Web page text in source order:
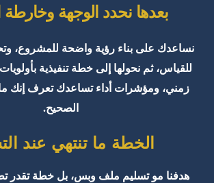
بعدها نحدد الوجهة
نساعدك على بناء رؤية واضحة للمشروع،
للقياس، ثم نحولها إلى خطة تنفيذية
زمني، ومؤشرات أداء تساعدك تعرف إنك
الصحيح.
الخطة ما تنتهي عند
هدفنا مو تسليم ملف وبس، بل خطة تقدر